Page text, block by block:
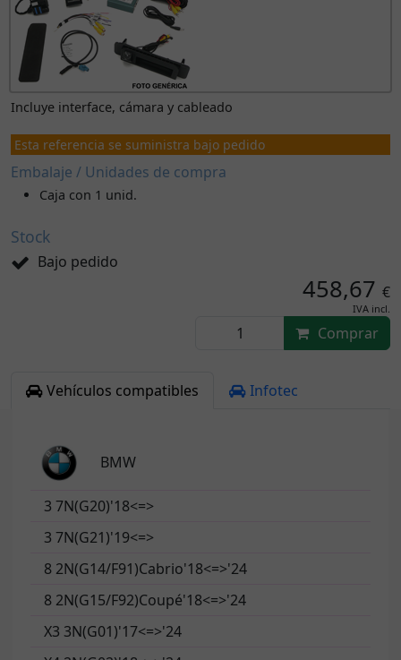
Incluye interface, cámara y cableado
Esta referencia se suministra bajo pedido
Embalaje / Unidades de compra
Caja con 1 unid.
Stock
Bajo pedido
458,67 €
IVA incl.
Comprar
Vehículos compatibles Infotec
BMW
3 7N(G20)'18<=>
3 7N(G21)'19<=>
8 2N(G14/F91)Cabrio'18<=>'24
8 2N(G15/F92)Coupé'18<=>'24
X3 3N(G01)'17<=>'24